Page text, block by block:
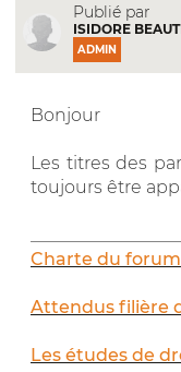
Publié par
ISIDORE
ADMIN
Bonjour
Les titres des
toujours être
Charte du forum
Attendus filière
Les études de